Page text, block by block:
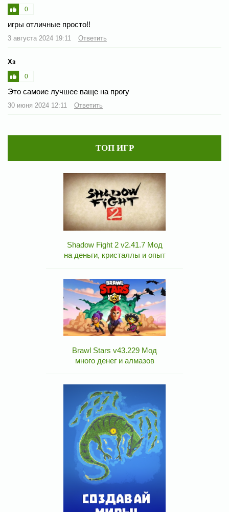
0
игры отличные просто!!
3 августа 2024 19:11 Ответить
Хз
0
Это самоие лучшее ваще на прогу
30 июня 2024 12:11 Ответить
ТОП ИГР
Shadow Fight 2 v2.41.7 Мод
на деньги, кристаллы и опыт
Brawl Stars v43.229 Мод
много денег и алмазов